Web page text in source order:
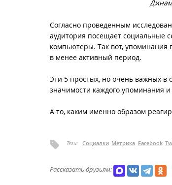
Согласно проведенным
аудитория посещает социальные
компьютеры. Так вот, упоминания
в менее активный период.
Эти 5 простых, но очень важных в
значимости каждого упоминания
А то, каким именно образом
Теги: Социалки Метрика Facebook
Рассказать друзьям: